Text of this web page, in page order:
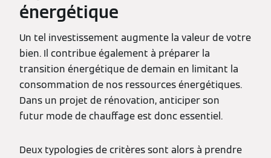
énergétique
Un tel investissement augmente la valeur de votre
bien. Il contribue également à préparer la
transition énergétique de demain en limitant la
consommation de nos ressources énergétiques.
Dans un projet de rénovation, anticiper son
futur mode de chauffage est donc essentiel.
Deux typologies de critères sont alors à prendre